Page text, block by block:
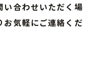
い合わせいただく場
気軽にご連絡くだ